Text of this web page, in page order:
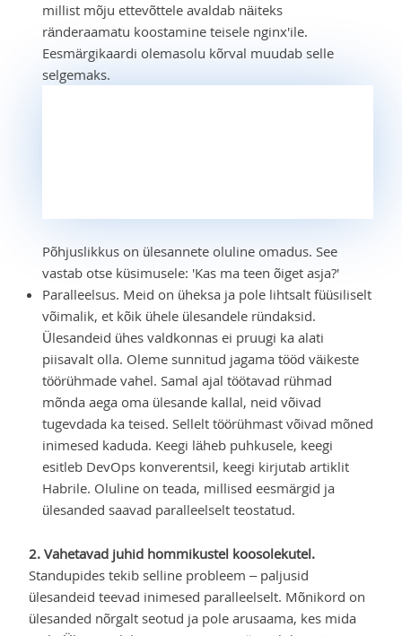
millist mõju ettevõttele avaldab näiteks
ränderaamatu koostamine teisele nginx'ile.
Eesmärgikaardi olemasolu kõrval muudab selle
selgemaks.
Põhjuslikkus on ülesannete oluline omadus. See
vastab otse küsimusele: 'Kas ma teen õiget asja?'
Paralleelsus. Meid on üheksa ja pole lihtsalt füüsiliselt
võimalik, et kõik ühele ülesandele ründaksid.
Ülesandeid ühes valdkonnas ei pruugi ka alati
piisavalt olla. Oleme sunnitud jagama tööd väikeste
töörühmade vahel. Samal ajal töötavad rühmad
mõnda aega oma ülesande kallal, neid võivad
tugevdada ka teised. Sellelt töörühmast võivad mõned
inimesed kaduda. Keegi läheb puhkusele, keegi
esitleb DevOps konverentsil, keegi kirjutab artiklit
Habrile. Oluline on teada, millised eesmärgid ja
ülesanded saavad paralleelselt teostatud.
2. Vahetavad juhid hommikustel koosolekutel.
Standupides tekib selline probleem – paljusid
ülesandeid teevad inimesed paralleelselt. Mõnikord on
ülesanded nõrgalt seotud ja pole arusaama, kes mida